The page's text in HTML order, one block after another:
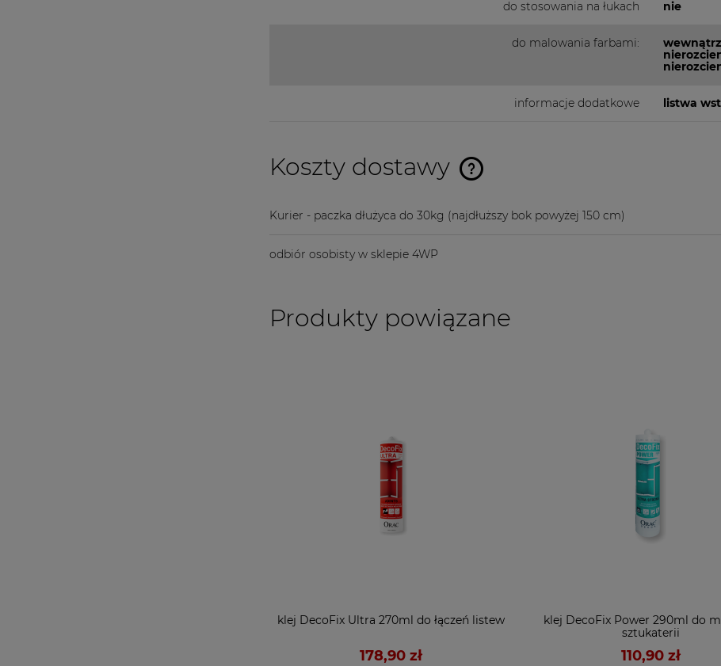
do stosowania na łukach nie
do malowania farbami:
informacje dodatkowe listwa
Koszty dostawy
Cena nie zawiera ewentualnych
kosztów płatności
Kurier - paczka dłużyca do 30kg (najdłuższy bok powyżej 150 cm)
odbiór osobisty w sklepie 4WP
Produkty powiązane
klej DecoFix Ultra 270ml do łączeń listew
178,90 zł
klej DecoFix Power 290ml do
sztukaterii
110,90 zł